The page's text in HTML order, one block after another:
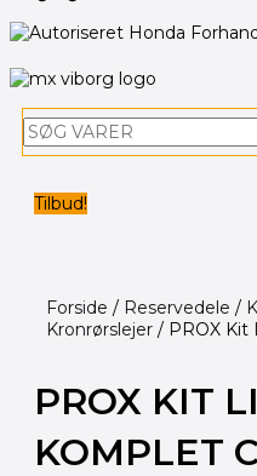
Søg
Tilbud!
Forside / Reservedele /
Kronrørslejer / PROX Kit
PROX KIT
KOMPLET